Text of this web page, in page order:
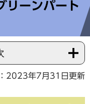
リーンパート
2023年7月31日更新